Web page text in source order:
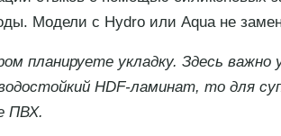
Модели с Hydro или Aqua не
планируете укладку. Здесь важно
HDF-ламинат, то для
ПВХ.